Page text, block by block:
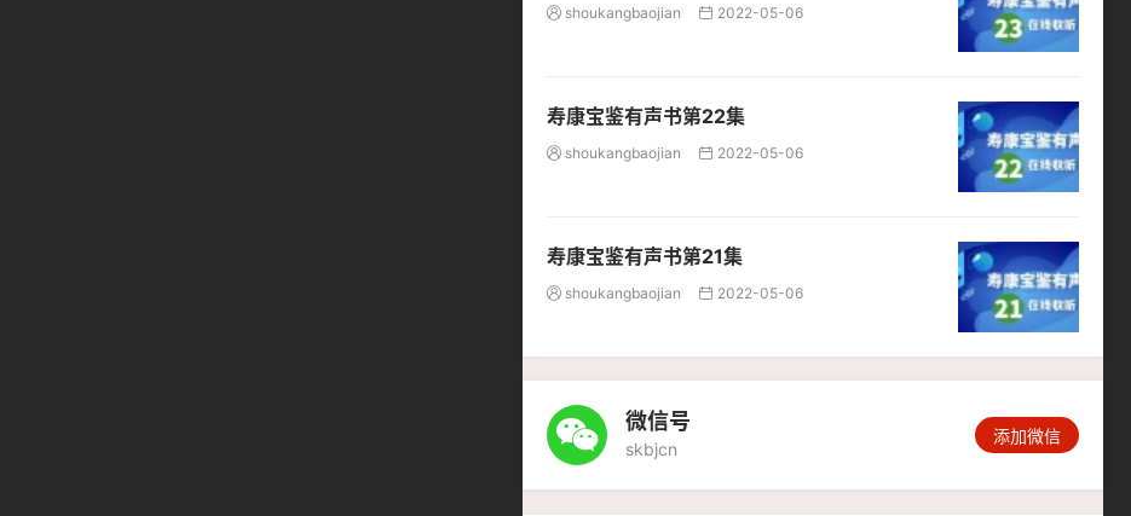
 shoukangbaojian  2022-05-06
寿康宝鉴有声书第22集
 shoukangbaojian  2022-05-06
寿康宝鉴有声书第21集
 shoukangbaojian  2022-05-06
 微信号
skbjcn
添加微信